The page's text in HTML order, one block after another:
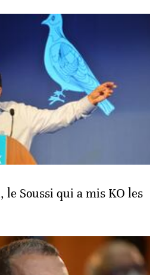
le Soussi qui a mis KO les